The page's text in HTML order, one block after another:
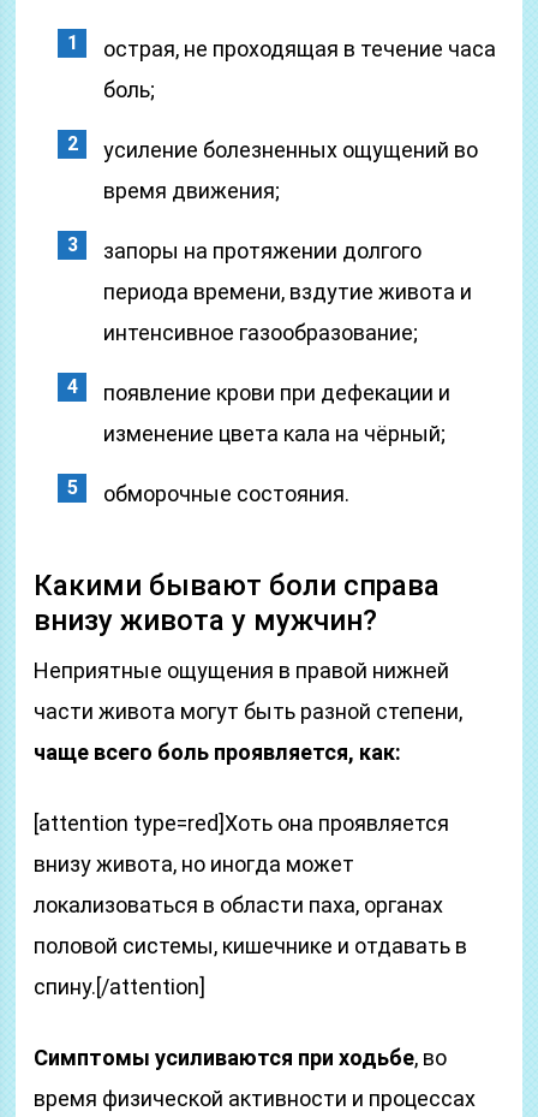
острая, не проходящая в течение часа
боль;
усиление болезненных ощущений во
время движения;
запоры на протяжении долгого
периода времени, вздутие живота и
интенсивное газообразование;
появление крови при дефекации и
изменение цвета кала на чёрный;
обморочные состояния.
Какими бывают боли справа
внизу живота у мужчин?
Неприятные ощущения в правой нижней
части живота могут быть разной степени,
чаще всего боль проявляется, как:
[attention type=red]Хоть она проявляется
внизу живота, но иногда может
локализоваться в области паха, органах
половой системы, кишечнике и отдавать в
спину.[/attention]
Симптомы усиливаются при ходьбе, во
время физической активности и процессах